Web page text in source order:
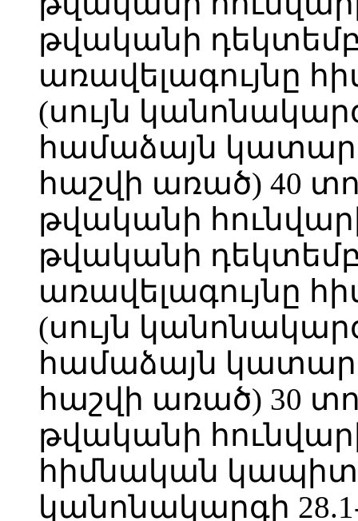
թվականի
առավելագույնը
(սույն
համաձայն
հաշվի առած) 40
թվականի
թվականի
առավելագույնը
(սույն
համաձայն
հաշվի առած) 30
թվականի
հիմնական
կանոնակարգի